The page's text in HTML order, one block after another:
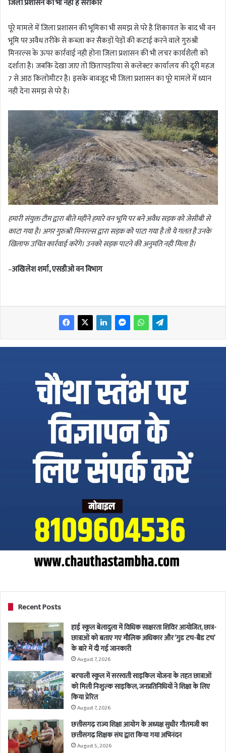
जिला प्रशासन को भी नही है सरोकार
पूरे मामले में जिला प्रशासन की भूमिका भी समझ से परे है शिकायत के बाद भी वन
भूमि पर अवैध तरीके से कब्जा कर सैकड़ों पेड़ों की कटाई करने वाले गुरुश्री
मिनरल्स के ऊपर कार्रवाई नही होना जिला प्रशासन की भी लचर कार्यशैली को
दर्शाता है। जबकि देखा जाए तो छितापड़रिया से कलेक्टर कार्यालय की दूरी महज
7 से आठ किलोमीटर है। इसके बावजूद भी जिला प्रशासन का पूरे मामले में ध्यान
नही देना समझ से परे है।
हमारी संयुक्त टीम द्वारा बीते महीने हमारे वन भूमि पर बने अवैध सड़क को जेसीबी से
काटा गया है। अगर गुरुश्री मिनरल्स द्वारा सड़क को पाटा गया है तो ये गलत है उनके
खिलाफ उचित कार्रवाई करेंगे। उनको सड़क पाटने की अनुमति नही मिला है।
–अखिलेश शर्मा, एसडीओ वन विभाग
Recent Posts
हाई स्कूल बेलादुला में विधिक साक्षरता शिविर आयोजित, छात्र-
छात्राओं को बताए गए मौलिक अधिकार और ‘गुड टच-बैड टच’
के बारे में दी गई जानकारी
August 7, 2026
बरपाली स्कूल में सरस्वती साइकिल योजना के तहत छात्राओं
को मिली निःशुल्क साइकिल, जनप्रतिनिधियों ने शिक्षा के लिए
किया प्रेरित
August 7, 2026
छत्तीसगढ़ राज्य शिक्षा आयोग के अध्यक्ष सुधीर गौतमजी का
छत्तीसगढ़ शिक्षक संघ द्वारा किया गया अभिनंदन
August 5, 2026